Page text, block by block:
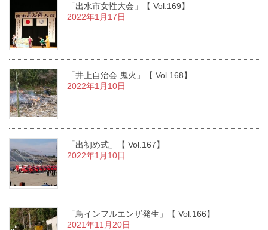
「出水市女性大会」【 Vol.169】
2022年1月17日
「井上自治会 鬼火」【 Vol.168】
2022年1月10日
「出初め式」【 Vol.167】
2022年1月10日
「鳥インフルエンザ発生」【 Vol.166】
2021年11月20日